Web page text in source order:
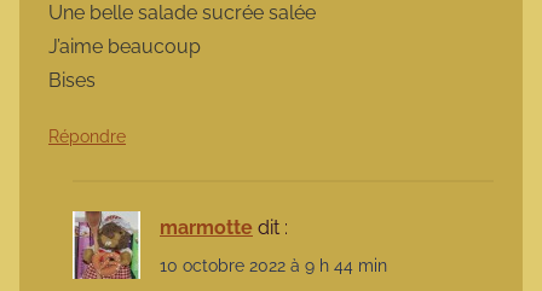
Une belle salade sucrée salée
J’aime beaucoup
Bises
Répondre
marmotte dit :
10 octobre 2022 à 9 h 44 min